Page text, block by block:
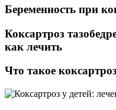
Беременность при
Коксартроз
как лечить
Что такое